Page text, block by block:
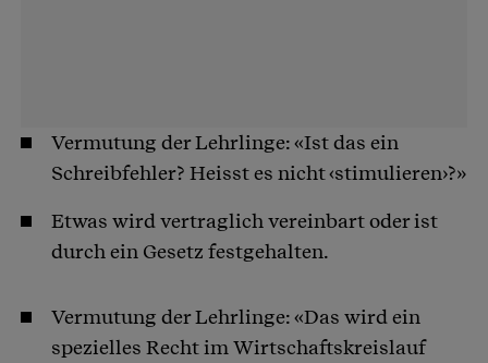
Vermutung der Lehrlinge: «Ist das ein
Schreibfehler? Heisst es nicht ‹stimulieren›?»
Etwas wird vertraglich vereinbart oder ist
durch ein Gesetz festgehalten.
Vermutung der Lehrlinge: «Das wird ein
spezielles Recht im Wirtschaftskreislauf